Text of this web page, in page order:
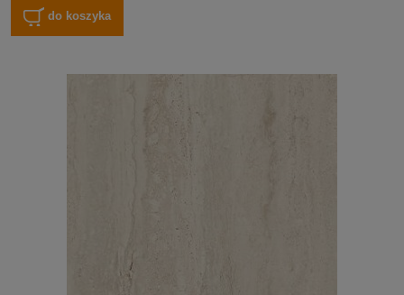
do koszyka